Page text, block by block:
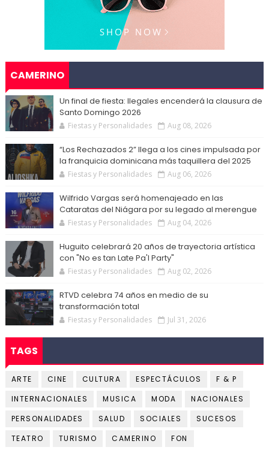
CAMERINO
Un final de fiesta: Ilegales encenderá la clausura de
Santo Domingo 2026
Fiestas y Personalidades Aug 08, 2026
“Los Rechazados 2” llega a los cines impulsada por
la franquicia dominicana más taquillera del 2025
Fiestas y Personalidades Aug 06, 2026
Wilfrido Vargas será homenajeado en las
Cataratas del Niágara por su legado al merengue
Fiestas y Personalidades Aug 04, 2026
Huguito celebrará 20 años de trayectoria artística
con "No es tan Late Pa'l Party"
Fiestas y Personalidades Aug 02, 2026
RTVD celebra 74 años en medio de su
transformación total
Fiestas y Personalidades Jul 31, 2026
TAGS
ARTE CINE CULTURA ESPECTÁCULOS
F & P
INTERNACIONALES
MUSICA MODA
NACIONALES
PERSONALIDADES
SALUD SOCIALES
SUCESOS
TEATRO
TURISMO CAMERINO FON